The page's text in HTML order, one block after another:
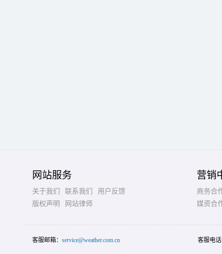
网站服务
关于我们 联系我们
用户反馈
版权声明
网站律师
营销
商务合
媒资合
客服邮箱： service@weather.com.cn 客服电